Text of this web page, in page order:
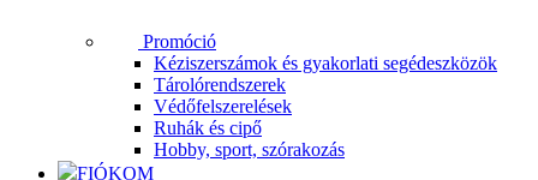
Promóció
Kéziszerszámok és gyakorlati segédeszközök
Tárolórendszerek
Védőfelszerelések
Ruhák és cipő
Hobby, sport, szórakozás
FIÓKOM